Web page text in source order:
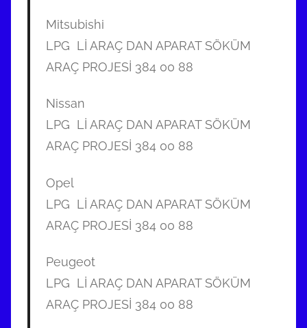
Mitsubishi
LPG Lİ ARAÇ DAN APARAT SÖKÜM
ARAÇ PROJESİ 384 00 88
Nissan
LPG Lİ ARAÇ DAN APARAT SÖKÜM
ARAÇ PROJESİ 384 00 88
Opel
LPG Lİ ARAÇ DAN APARAT SÖKÜM
ARAÇ PROJESİ 384 00 88
Peugeot
LPG Lİ ARAÇ DAN APARAT SÖKÜM
ARAÇ PROJESİ 384 00 88